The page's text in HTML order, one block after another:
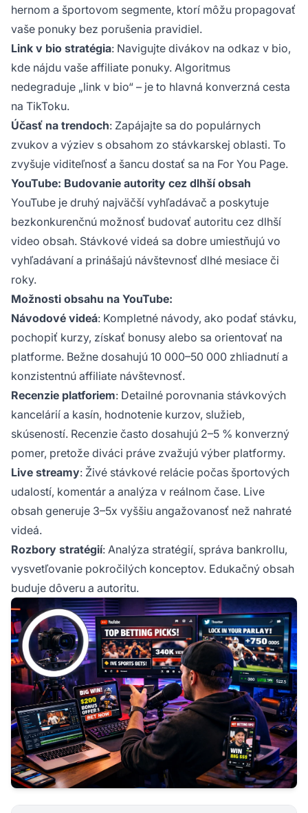
hernom a športovom segmente, ktorí môžu propagovať
vaše ponuky bez porušenia pravidiel.
Link v bio stratégia: Navigujte divákov na odkaz v bio,
kde nájdu vaše affiliate ponuky. Algoritmus
nedegraduje „link v bio“ – je to hlavná konverzná cesta
na TikToku.
Účasť na trendoch: Zapájajte sa do populárnych
zvukov a výziev s obsahom zo stávkarskej oblasti. To
zvyšuje viditeľnosť a šancu dostať sa na For You Page.
YouTube: Budovanie autority cez dlhší obsah
YouTube je druhý najväčší vyhľadávač a poskytuje
bezkonkurenčnú možnosť budovať autoritu cez dlhší
video obsah. Stávkové videá sa dobre umiestňujú vo
vyhľadávaní a prinášajú návštevnosť dlhé mesiace či
roky.
Možnosti obsahu na YouTube:
Návodové videá: Kompletné návody, ako podať stávku,
pochopiť kurzy, získať bonusy alebo sa orientovať na
platforme. Bežne dosahujú 10 000–50 000 zhliadnutí a
konzistentnú affiliate návštevnosť.
Recenzie platforiem: Detailné porovnania stávkových
kancelárií a kasín, hodnotenie kurzov, služieb,
skúseností. Recenzie často dosahujú 2–5 % konverzný
pomer, pretože diváci práve zvažujú výber platformy.
Live streamy: Živé stávkové relácie počas športových
udalostí, komentár a analýza v reálnom čase. Live
obsah generuje 3–5x vyššiu angažovanosť než nahraté
videá.
Rozbory stratégií: Analýza stratégií, správa bankrollu,
vysvetľovanie pokročilých konceptov. Edukačný obsah
buduje dôveru a autoritu.